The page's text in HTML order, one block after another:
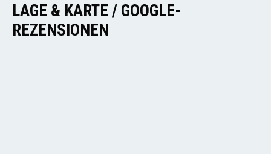
LAGE & KARTE / GOOGLE-
REZENSIONEN